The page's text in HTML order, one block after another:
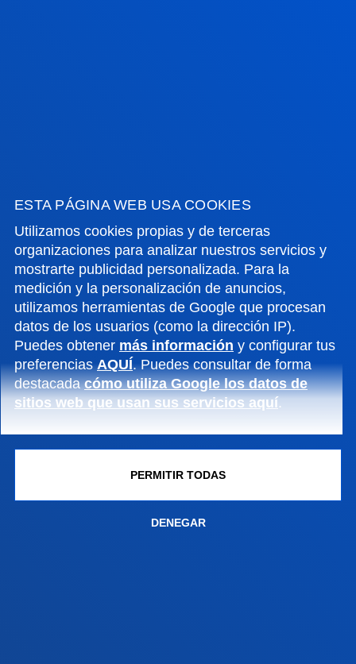
ESTA PÁGINA WEB USA COOKIES
Utilizamos cookies propias y de terceras
organizaciones para analizar nuestros servicios y
mostrarte publicidad personalizada. Para la
medición y la personalización de anuncios,
utilizamos herramientas de Google que procesan
datos de los usuarios (como la dirección IP).
Puedes obtener más información y configurar tus
preferenciasAQUÍ. Puedes consultar de forma
destacadacómo utiliza Google los datos de
sitios web que usan sus servicios aquí.
PERMITIR TODAS
DENEGAR
+34 944 139 000
Campus San Sebastián
Conoce el campus
+34 943 326 600
Contacto
Sede Vitoria
Conoce la sede
+34 945 010 114
Contacto
Conoce la sede